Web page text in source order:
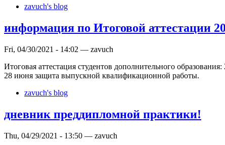
zavuch's blog
информация по Итоговой аттестации
Fri, 04/30/2021 - 14:02 — zavuch
Итоговая аттестация студентов дополнительного
28 июня защита выпускной квалификационной работы.
zavuch's blog
дневник преддипломной практики!
Thu, 04/29/2021 - 13:50 — zavuch